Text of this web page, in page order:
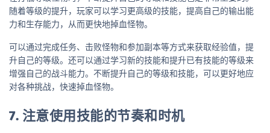
随着等级的提升，玩家可以学习更高级的技能，提高自己的输出能
力和生存能力，从而更快地掉血怪物。
可以通过完成任务、击败怪物和参加副本等方式来获取经验值，提
升自己的等级。还可以通过学习新的技能和提升已有技能的等级来
增强自己的战斗能力。不断提升自己的等级和技能，可以更好地应
对各种挑战，快速掉血怪物。
7. 注意使用技能的节奏和时机